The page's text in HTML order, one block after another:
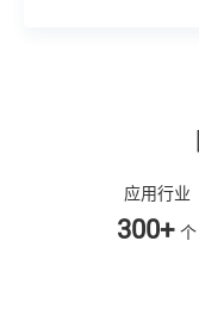
应用行业
300+ 个